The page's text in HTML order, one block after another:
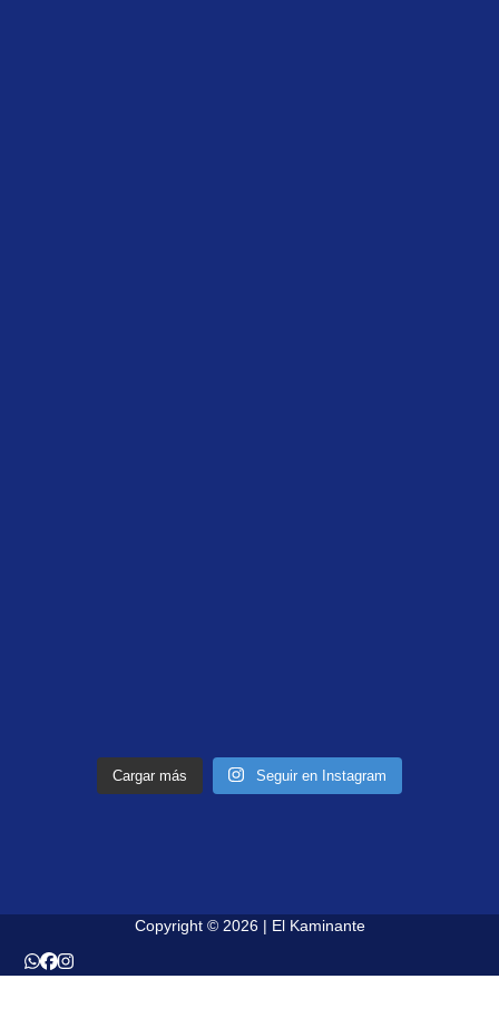
Cargar más Seguir en Instagram
Copyright © 2026 | El Kaminante